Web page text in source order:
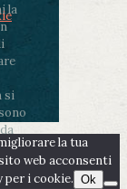
la
si
la tua
web acconsenti
i cookie. Ok